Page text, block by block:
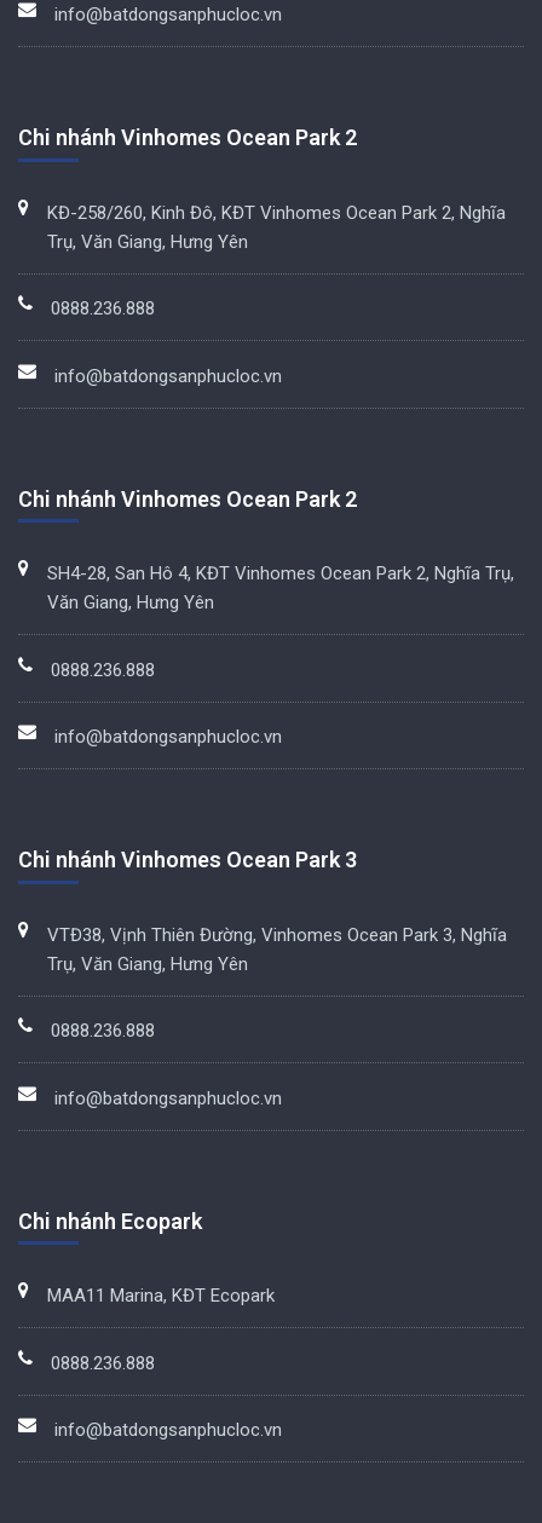
info@batdongsanphucloc.vn
Chi nhánh Vinhomes Ocean Park 2
KĐ-258/260, Kinh Đô, KĐT Vinhomes Ocean Park 2, Nghĩa
Trụ, Văn Giang, Hưng Yên
0888.236.888
info@batdongsanphucloc.vn
Chi nhánh Vinhomes Ocean Park 2
SH4-28, San Hô 4, KĐT Vinhomes Ocean Park 2, Nghĩa Trụ,
Văn Giang, Hưng Yên
0888.236.888
info@batdongsanphucloc.vn
Chi nhánh Vinhomes Ocean Park 3
VTĐ38, Vịnh Thiên Đường, Vinhomes Ocean Park 3, Nghĩa
Trụ, Văn Giang, Hưng Yên
0888.236.888
info@batdongsanphucloc.vn
Chi nhánh Ecopark
MAA11 Marina, KĐT Ecopark
0888.236.888
info@batdongsanphucloc.vn